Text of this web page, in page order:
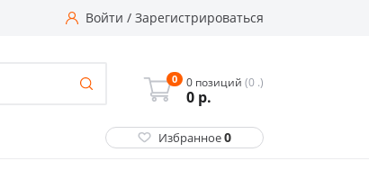
Войти / Зарегистрироваться
0 0 позиций (0 .)
0 р.
Избранное0